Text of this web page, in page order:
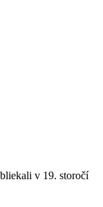
v 19. storočí